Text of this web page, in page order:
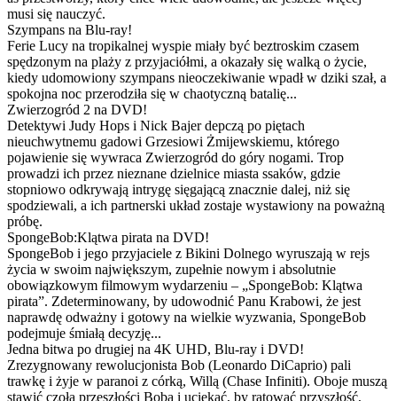
musi się nauczyć.
Szympans na Blu-ray!
Ferie Lucy na tropikalnej wyspie miały być beztroskim czasem
spędzonym na plaży z przyjaciółmi, a okazały się walką o życie,
kiedy udomowiony szympans nieoczekiwanie wpadł w dziki szał, a
spokojna noc przerodziła się w chaotyczną batalię...
Zwierzogród 2 na DVD!
Detektywi Judy Hops i Nick Bajer depczą po piętach
nieuchwytnemu gadowi Grzesiowi Żmijewskiemu, którego
pojawienie się wywraca Zwierzogród do góry nogami. Trop
prowadzi ich przez nieznane dzielnice miasta ssaków, gdzie
stopniowo odkrywają intrygę sięgającą znacznie dalej, niż się
spodziewali, a ich partnerski układ zostaje wystawiony na poważną
próbę.
SpongeBob:Klątwa pirata na DVD!
SpongeBob i jego przyjaciele z Bikini Dolnego wyruszają w rejs
życia w swoim największym, zupełnie nowym i absolutnie
obowiązkowym filmowym wydarzeniu – „SpongeBob: Klątwa
pirata”. Zdeterminowany, by udowodnić Panu Krabowi, że jest
naprawdę odważny i gotowy na wielkie wyzwania, SpongeBob
podejmuje śmiałą decyzję...
Jedna bitwa po drugiej na 4K UHD, Blu-ray i DVD!
Zrezygnowany rewolucjonista Bob (Leonardo DiCaprio) pali
trawkę i żyje w paranoi z córką, Willą (Chase Infiniti). Oboje muszą
stawić czoła przeszłości Boba i uciekać, by ratować przyszłość,